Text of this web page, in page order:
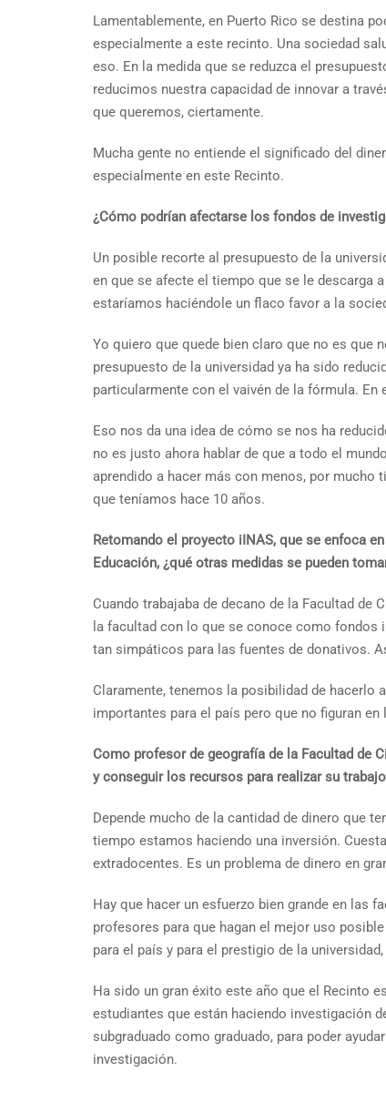
Lamentablemente, en Puerto Rico se destina
especialmente a este recinto. Una sociedad
eso. En la medida que se reduzca el
reducimos nuestra capacidad de innovar a
que queremos, ciertamente.
Mucha gente no entiende el significado del
especialmente en este Recinto.
¿Cómo podrían afectarse los fondos de
Un posible recorte al presupuesto de la
en que se afecte el tiempo que se le descarga
estaríamos haciéndole un flaco favor a la
Yo quiero que quede bien claro que no es que
presupuesto de la universidad ya ha sido
particularmente con el vaivén de la fórmula.
Eso nos da una idea de cómo se nos ha
no es justo ahora hablar de que a todo el
aprendido a hacer más con menos, por
que teníamos hace 10 años.
Retomando el proyecto iINAS, que se enfoca
Educación, ¿qué otras medidas se pueden
Cuando trabajaba de decano de la Facultad
la facultad con lo que se conoce como
tan simpáticos para las fuentes de donativos.
Claramente, tenemos la posibilidad de hacerlo
importantes para el país pero que no figuran
Como profesor de geografía de la Facultad de
y conseguir los recursos para realizar su
Depende mucho de la cantidad de dinero que
tiempo estamos haciendo una inversión.
extradocentes. Es un problema de dinero en
Hay que hacer un esfuerzo bien grande en las
profesores para que hagan el mejor uso
para el país y para el prestigio de la
Ha sido un gran éxito este año que el Recinto
estudiantes que están haciendo investigación
subgraduado como graduado, para poder
investigación.